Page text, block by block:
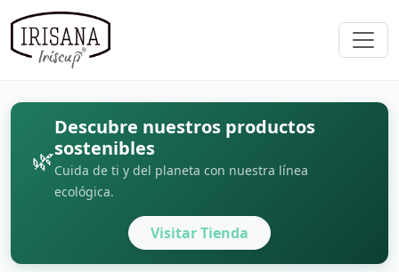
🌿
Descubre nuestros productos
sostenibles
Cuida de ti y del planeta con nuestra línea
ecológica.
Visitar Tienda